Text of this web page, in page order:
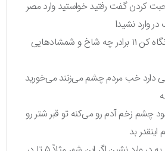
کردن گفت رفتید خواستید وارد مصر
وارد نشیدا
چشمتون می‌زنن می‌گن نگاه کن ۱۱ برادر چه شاخ و شمشادهایی
دارد خب مردم چشم می‌زنند می‌خورید
چشم زخم آدم رو می‌کنه تو قبر شتر رو
بد